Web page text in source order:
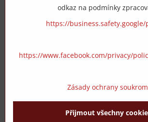
odkaz na podmínky
https://business.safety.google/
https://www.facebook.com/privacy/
Zásady ochrany
Přijmout všechny